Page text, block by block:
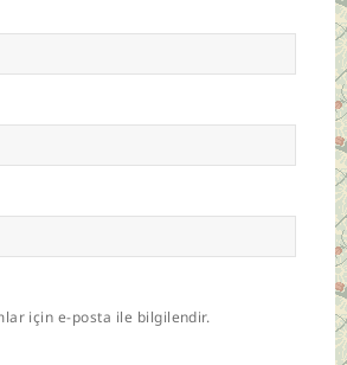
için e-posta ile bilgilendir.